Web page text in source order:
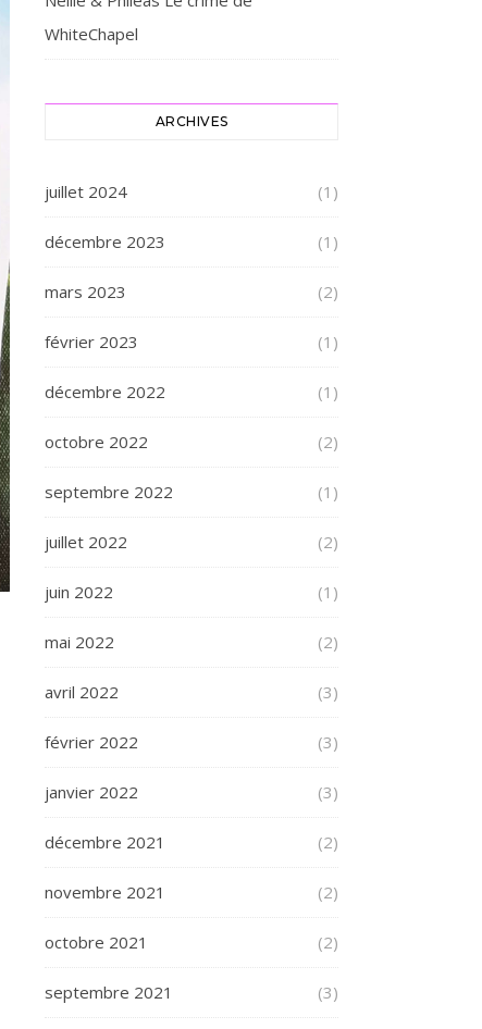
WhiteChapel
ARCHIVES
juillet 2024 (1)
décembre 2023 (1)
mars 2023 (2)
février 2023 (1)
décembre 2022 (1)
octobre 2022 (2)
septembre 2022 (1)
juillet 2022 (2)
juin 2022 (1)
mai 2022 (2)
avril 2022 (3)
février 2022 (3)
janvier 2022 (3)
décembre 2021 (2)
novembre 2021 (2)
octobre 2021 (2)
septembre 2021 (3)